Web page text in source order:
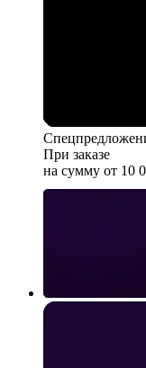
При заказе
на сумму от 10